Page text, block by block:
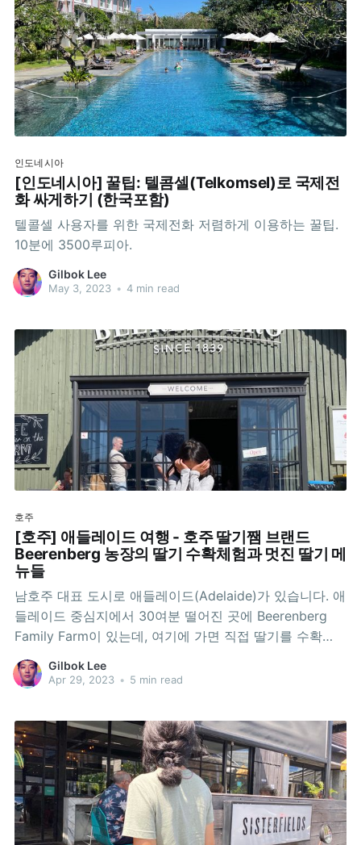
인도네시아
[인도네시아] 꿀팁: 텔콤셀(Telkomsel)로 국제전
화 싸게하기 (한국포함)
텔콜셀 사용자를 위한 국제전화 저렴하게 이용하는 꿀팁.
10분에 3500루피아.
Gilbok Lee
May 3, 2023 • 4 min read
호주
[호주] 애들레이드 여행 - 호주 딸기쨈 브랜드
Beerenberg 농장의 딸기 수확체험과 멋진 딸기 메
뉴들
남호주 대표 도시로 애들레이드(Adelaide)가 있습니다. 애
들레이드 중심지에서 30여분 떨어진 곳에 Beerenberg
Family Farm이 있는데, 여기에 가면 직접 딸기를 수확
(Strawberry Picking)하는 체험도 할 수 있고, 딸기로 만
든 다양한 음식도 즐길 수 있습니다. 구글맵:
월부터
Gilbok Lee
Apr 29, 2023 • 5 min read